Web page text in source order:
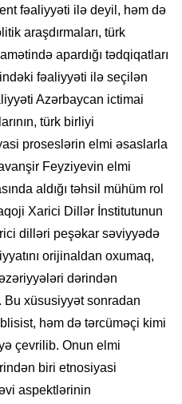
fəaliyyəti ilə deyil, həm də
araşdırmaları, türk
apardığı tədqiqatları
fəaliyyəti ilə seçilən
Azərbaycan ictimai
türk birliyi
proseslərin elmi əsaslarla
Feyziyevin elmi
aldığı təhsil mühüm rol
Xarici Dillər İnstitutunun
dilləri peşəkar səviyyədə
orijinaldan oxumaq,
dərindən
Bu xüsusiyyət sonradan
həm də tərcüməçi kimi
çevrilib. Onun elmi
biri etnosiyasi
aspektlərinin